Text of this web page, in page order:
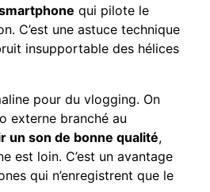
qui pilote le
C’est une astuce technique
insupportable des hélices
pour du vlogging. On
externe branché au
un son de bonne qualité,
est loin. C’est un avantage
qui n’enregistrent que le